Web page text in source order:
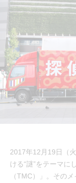
2017年12月19日（
ける“謎”をテーマに
（TMC）」。その